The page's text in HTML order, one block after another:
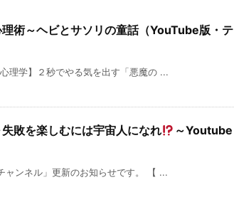
理術～ヘビとサソリの童話（YouTube版・テ
理学】２秒でやる気を出す「悪魔の ...
敗を楽しむには宇宙人になれ
～Youtube
ャンネル」更新のお知らせです。 【 ...